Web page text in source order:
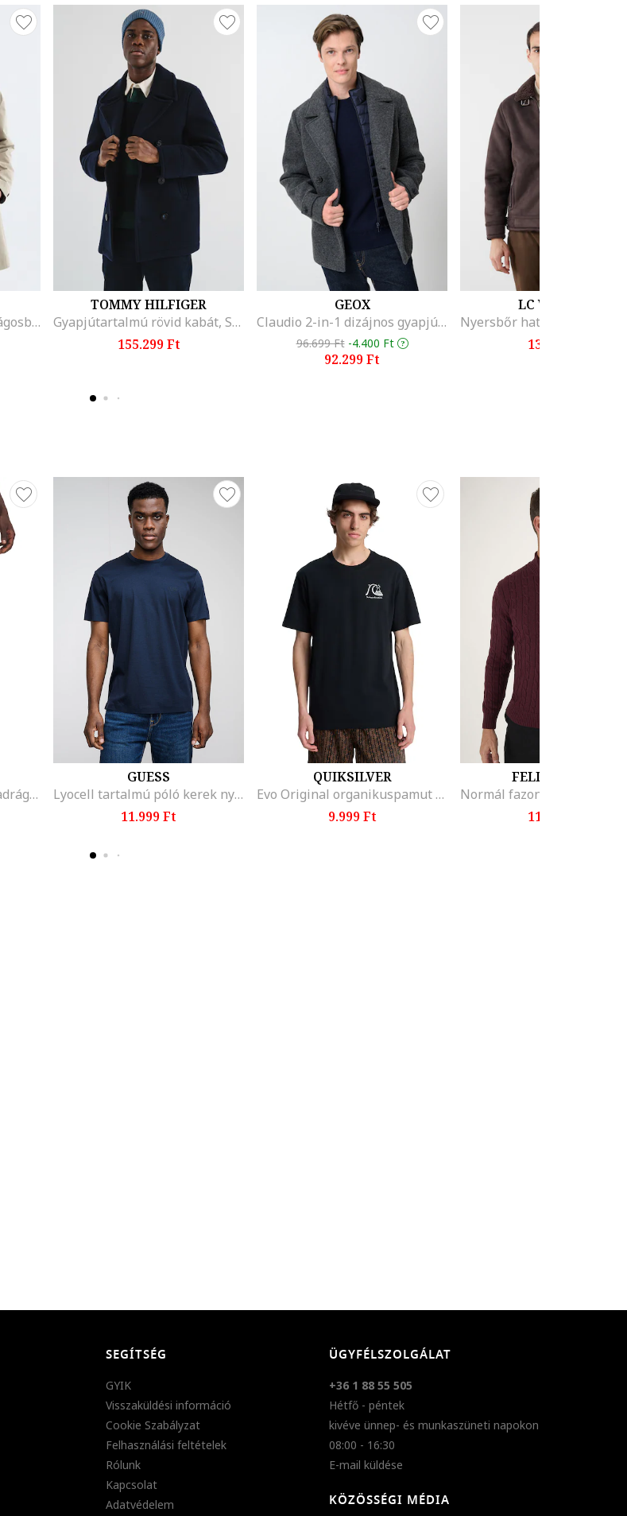
Gombos ballonkabát, Világosbézs
TOMMY HILFIGER
Gyapjútartalmú rövid kabát, Sötétkék
155.299 Ft
GEOX
Claudio 2-in-1 dizájnos gyapjútartalmú kabát, Melange sötétszürke
96.699 Ft -4.400 Ft
92.299 Ft
LC WAIKIKI
13.995 Ft
Rugalmas derekú rövidnadrág, Világosszürke
GUESS
Lyocell tartalmú póló kerek nyakrésszel, Sötétkék
11.999 Ft
QUIKSILVER
Evo Original organikuspamut póló logóval a hátoldalán, Fehér/Fekete
9.999 Ft
FELIX HARDY
11.699 Ft
SEGÍTSÉG
GYIK
Visszaküldési információ
Cookie Szabályzat
Felhasználási feltételek
Rólunk
Kapcsolat
Adatvédelem
ÜGYFÉLSZOLGÁLAT
+36 1 88 55 505
Hétfő - péntek
kivéve ünnep- és munkaszüneti napokon
08:00 - 16:30
E-mail küldése
KÖZÖSSÉGI MÉDIA